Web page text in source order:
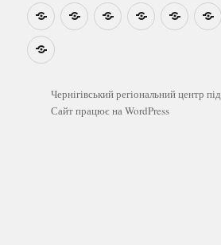
НовиниНавчально-
методичні
Ми
на
Звіти Про
центр
Які
безоплатні
можна
пройти
у
Чернігівський регіональний центр
Сайт працює на WordPress